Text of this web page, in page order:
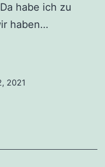
habe ich zu
haben…
2021